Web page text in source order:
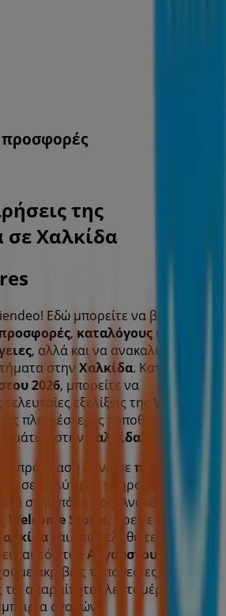
της
σε Χαλκίδα
Εδώ μπορείτε να βρείτε όχι
, καταλόγους και
, αλλά και να ανακαλύψετε τα
στην Χαλκίδα. Κατά τη
2026, μπορείτε να
εξελίξεις της Welcome
πλησιέστερες τοποθεσίες και
στην
Χαλκίδα
πρόσβαση μόνο σε προσφορές
σε πολύτιμες πληροφορίες για
στην πόλη σας. Ανακαλύψτε
Welcome Stores
, βρείτε
Χαλκίδα και επωφεληθείτε από τις
αυτόν τον Αυγούστου
ακριβείς τοποθεσίες, ωράρια
απαραίτητες λεπτομέρειες για
αγορών.